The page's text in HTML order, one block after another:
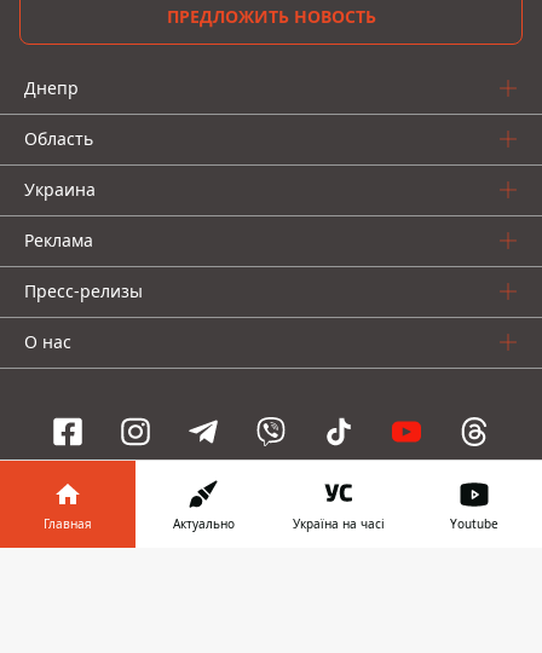
ПРЕДЛОЖИТЬ НОВОСТЬ
Днепр
Область
Украина
Реклама
Пресс-релизы
О нас
Информатор проекты
Главная Актуально Україна на часі Youtube